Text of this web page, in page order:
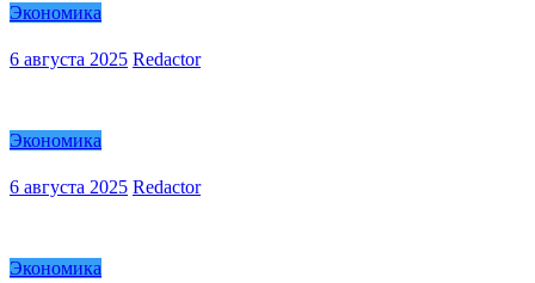
Экономика
6 августа 2025 Redactor
Экономика
6 августа 2025 Redactor
Экономика